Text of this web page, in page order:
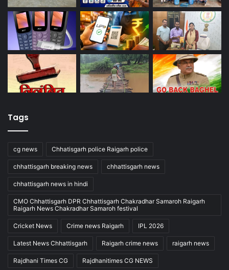
Tags
cg news Chhatisgarh police Raigarh police
chhattisgarh breaking news chhattisgarh news
chhattisgarh news in hindi
CMO Chhattisgarh DPR Chhattisgarh Chakradhar Samaroh Raigarh
Raigarh News Chakradhar Samaroh festival
Cricket News Crime news Raigarh IPL 2026
Latest News Chhattisgarh Raigarh crime news raigarh news
Rajdhani Times CG Rajdhanitimes CG NEWS